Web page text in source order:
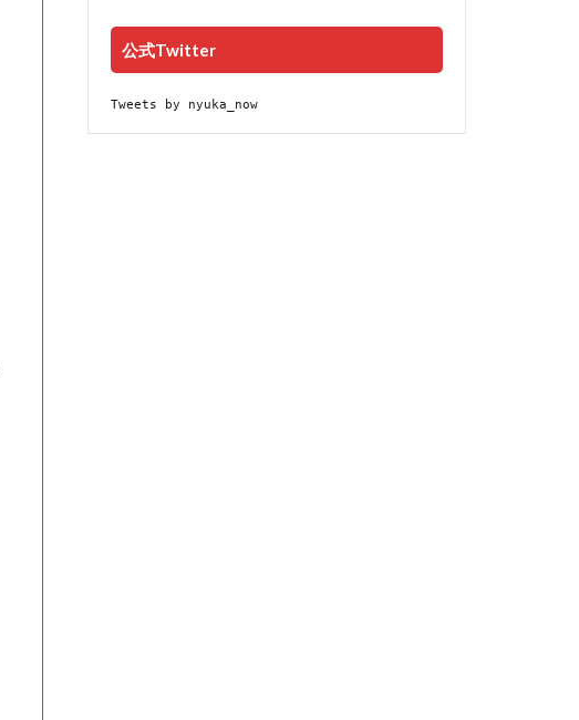
公式Twitter
Tweets by nyuka_now